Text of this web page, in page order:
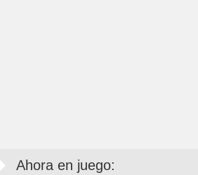
Ahora en juego: